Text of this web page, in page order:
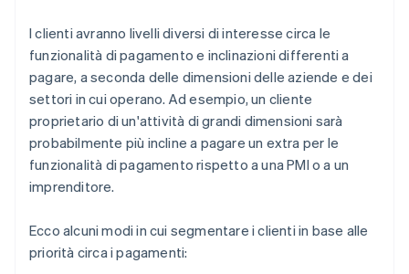
I clienti avranno livelli diversi di interesse circa le
funzionalità di pagamento e inclinazioni differenti a
pagare, a seconda delle dimensioni delle aziende e dei
settori in cui operano. Ad esempio, un cliente
proprietario di un'attività di grandi dimensioni sarà
probabilmente più incline a pagare un extra per le
funzionalità di pagamento rispetto a una PMI o a un
imprenditore.
Ecco alcuni modi in cui segmentare i clienti in base alle
priorità circa i pagamenti: